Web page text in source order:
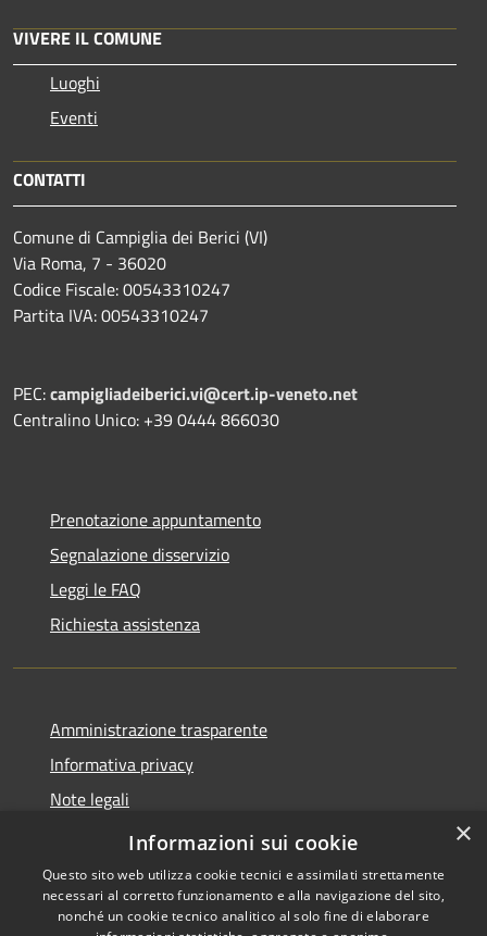
VIVERE IL COMUNE
Luoghi
Eventi
CONTATTI
Comune di Campiglia dei Berici (VI)
Via Roma, 7 - 36020
Codice Fiscale: 00543310247
Partita IVA: 00543310247
PEC:campigliadeiberici.vi@cert.ip-veneto.net
Centralino Unico: +39 0444 866030
Prenotazione appuntamento
Segnalazione disservizio
Leggi le FAQ
Richiesta assistenza
Amministrazione trasparente
Informativa privacy
Note legali
Dichiarazione di accessibilità
×
Informazioni sui cookie
Questo sito web utilizza cookie tecnici e assimilati strettamente
necessari al corretto funzionamento e alla navigazione del sito,
nonché un cookie tecnico analitico al solo fine di elaborare